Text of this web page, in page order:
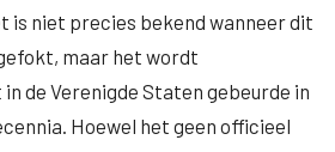
is niet precies bekend wanneer dit
maar het wordt
de Verenigde Staten gebeurde in
Hoewel het geen officieel